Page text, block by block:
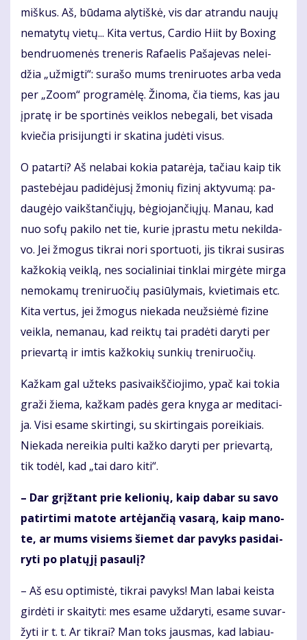
miš­kus. Aš, bū­da­ma aly­tiš­kė, vis dar at­ran­du nau­jų
ne­ma­ty­tų vie­tų... Ki­ta ver­tus, Car­dio Hi­it by Bo­xing
ben­druo­me­nės tre­ne­ris Ra­fa­e­lis Pa­ša­je­vas ne­lei­
džia „už­mig­ti“: su­ra­šo mums tre­ni­ruo­tes ar­ba ve­da
per „Zo­om“ pro­gra­mė­lę. Ži­no­ma, čia tiems, kas jau
įpra­tę ir be spor­ti­nės veik­los ne­be­ga­li, bet vi­sa­da
kvie­čia pri­si­jung­ti ir ska­ti­na ju­dė­ti vi­sus.
O pa­tar­ti? Aš ne­la­bai ko­kia pa­ta­rė­ja, ta­čiau kaip tik
pa­ste­bė­jau pa­di­dė­ju­sį žmo­nių fi­zi­nį ak­ty­vu­mą: pa­
dau­gė­jo vaikš­tan­čių­jų, bė­gio­jan­čių­jų. Ma­nau, kad
nuo so­fų pa­ki­lo net tie, ku­rie įpras­tu me­tu ne­kil­da­
vo. Jei žmo­gus tik­rai no­ri spor­tuo­ti, jis tik­rai su­si­ras
kaž­ko­kią veik­lą, nes so­cia­li­niai tin­klai mir­gė­te mir­ga
ne­mo­ka­mų tre­ni­ruo­čių pa­siū­ly­mais, kvie­ti­mais etc.
Ki­ta ver­tus, jei žmo­gus nie­ka­da ne­už­si­ė­mė fi­zi­ne
veik­la, ne­ma­nau, kad reik­tų tai pra­dė­ti da­ry­ti per
prie­var­tą ir im­tis kaž­ko­kių sun­kių tre­ni­ruo­čių.
Kaž­kam gal už­teks pa­si­vaikš­čio­ji­mo, ypač kai to­kia
gra­ži žie­ma, kaž­kam pa­dės ge­ra kny­ga ar me­di­ta­ci­
ja. Vi­si esa­me skir­tin­gi, su skir­tin­gais po­rei­kiais.
Nie­ka­da ne­rei­kia pul­ti kaž­ko da­ry­ti per prie­var­tą,
tik to­dėl, kad „tai da­ro ki­ti“.
– Dar grįž­tant prie ke­lio­nių, kaip da­bar su sa­vo
pa­tir­ti­mi ma­to­te ar­tė­jan­čią va­sa­rą, kaip ma­no­
te, ar mums vi­siems šie­met dar pa­vyks pa­si­dai­
ry­ti po pla­tų­jį pa­sau­lį?
– Aš esu op­ti­mis­tė, tik­rai pa­vyks! Man la­bai keis­ta
gir­dė­ti ir skai­ty­ti: mes esa­me už­da­ry­ti, esa­me su­var­
žy­ti ir t. t. Ar tik­rai? Man toks jaus­mas, kad la­biau­